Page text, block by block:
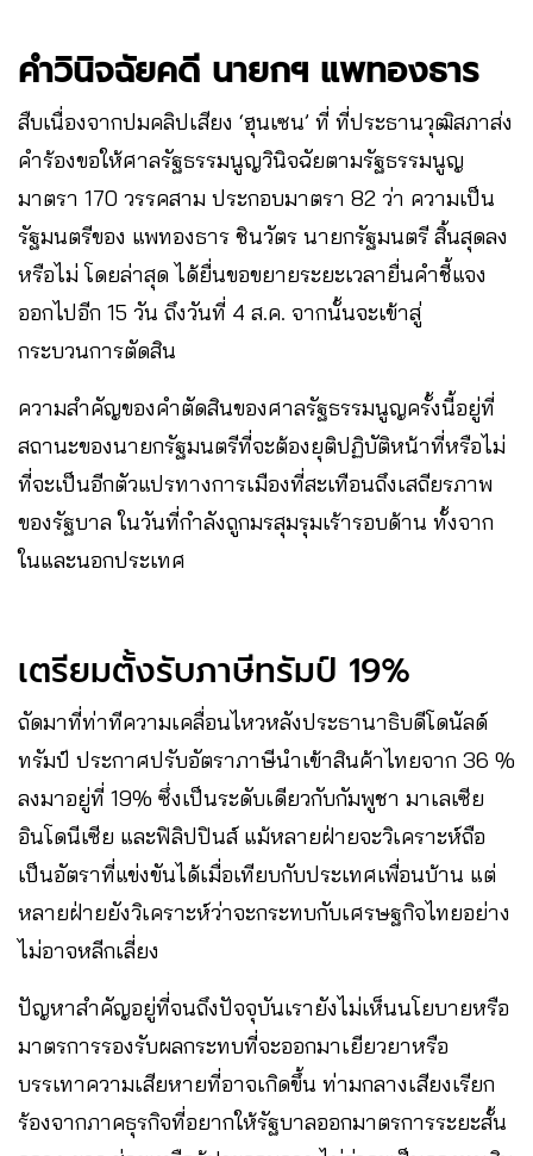
คำวินิจฉัยคดี นายกฯ แพทองธาร
สืบเนื่องจากปมคลิปเสียง ‘ฮุนเซน’ ที่ ที่ประธานวุฒิสภาส่ง
คำร้องขอให้ศาลรัฐธรรมนูญวินิจฉัยตามรัฐธรรมนูญ
มาตรา 170 วรรคสาม ประกอบมาตรา 82 ว่า ความเป็น
รัฐมนตรีของ แพทองธาร ชินวัตร นายกรัฐมนตรี สิ้นสุดลง
หรือไม่ โดยล่าสุด ได้ยื่นขอขยายระยะเวลายื่นคำชี้แจง
ออกไปอีก 15 วัน ถึงวันที่ 4 ส.ค. จากนั้นจะเข้าสู่
กระบวนการตัดสิน
ความสำคัญของคำตัดสินของศาลรัฐธรรมนูญครั้งนี้อยู่ที่
สถานะของนายกรัฐมนตรีที่จะต้องยุติปฏิบัติหน้าที่หรือไม่
ที่จะเป็นอีกตัวแปรทางการเมืองที่สะเทือนถึงเสถียรภาพ
ของรัฐบาล ในวันที่กำลังถูกมรสุมรุมเร้ารอบด้าน ทั้งจาก
ในและนอกประเทศ ​
เตรียมตั้งรับภาษีทรัมป์ 19%
ถัดมาที่ท่าทีความเคลื่อนไหวหลังประธานาธิบดีโดนัลด์
ทรัมป์ ประกาศปรับอัตราภาษีนำเข้าสินค้าไทยจาก 36 %
ลงมาอยู่ที่ 19% ซึ่งเป็นระดับเดียวกับกัมพูชา มาเลเซีย
อินโดนีเซีย และฟิลิปปินส์ แม้หลายฝ่ายจะวิเคราะห์ถือ
เป็นอัตราที่แข่งขันได้เมื่อเทียบกับประเทศเพื่อนบ้าน ​แต่
หลายฝ่ายยังวิเคราะห์ว่าจะกระทบกับเศรษฐกิจไทยอย่าง
ไม่อาจหลีกเลี่ยง
ปัญหาสำคัญอยู่ที่จนถึงปัจจุบันเรายังไม่เห็นนโยบายหรือ
มาตรการรองรับ​ผลกระทบที่จะออกมาเยียวยาหรือ
บรรเทาความเสียหายที่อาจเกิดขึ้น ท่ามกลางเสียงเรียก
ร้องจากภาคธุรกิจที่อยากให้รัฐบาลออกมาตรการระยะสั้น